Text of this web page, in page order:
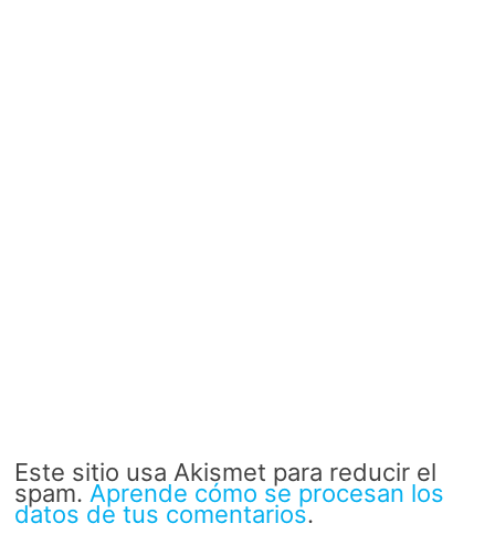
Este sitio usa Akismet para reducir el
spam. Aprende cómo se procesan los
datos de tus comentarios.